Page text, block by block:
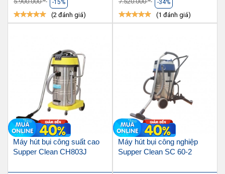
-15%
(2 đánh giá)
-34%
(1 đánh giá)
Máy hút bụi công suất cao
Supper Clean CH803J
Máy hút bụi công nghiệp
Supper Clean SC 60-2